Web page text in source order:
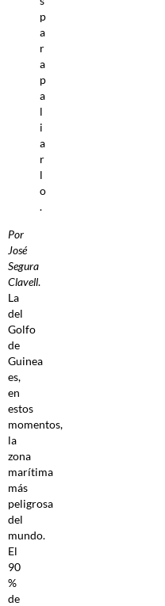
p
a
r
a
p
a
l
i
a
r
l
o
.
Por
José
Segura
Clavell.
La
del
Golfo
de
Guinea
es,
en
estos
momentos,
la
zona
marítima
más
peligrosa
del
mundo.
El
90
%
de